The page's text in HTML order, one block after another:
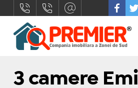
3 camere Emil